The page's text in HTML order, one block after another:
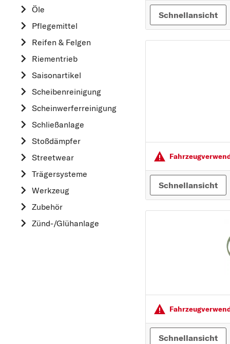
Öle
Pflegemittel
Reifen & Felgen
Riementrieb
Saisonartikel
Scheibenreinigung
Scheinwerferreinigung
Schließanlage
Stoßdämpfer
Streetwear
Trägersysteme
Werkzeug
Zubehör
Zünd-/Glühanlage
DACIA
L
M
MAZDA
O
OPEL
P
Schnellansicht
Schnellansicht
Schnellansicht